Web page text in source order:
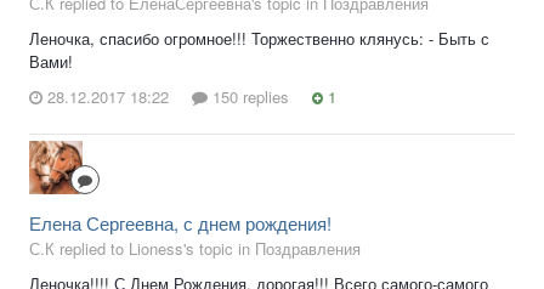
Леночка, спасибо огромное!!! Торжественно клянусь: - Быть с
Вами!
28.12.2017 18:22
150 replies 1
Елена Сергеевна, с днем рождения!
С.К replied to Lioness's topic in Поздравления
Леночка!!!! С Днем Рождения, дорогая!!! Всего самого-самого